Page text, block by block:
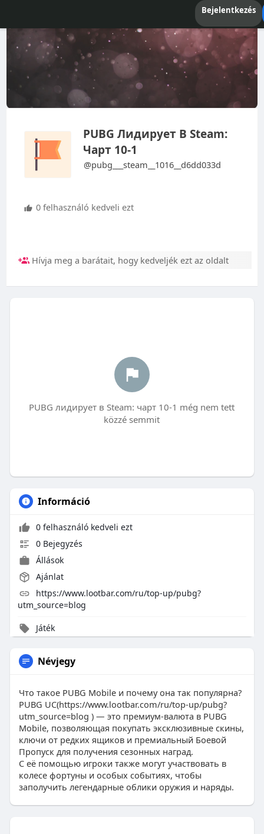
Bejelentkezés
PUBG Лидирует В Steam:
Чарт 10-1
@pubg___steam__1016__d6dd033d
0 felhasználó kedveli ezt
Hívja meg a barátait, hogy kedveljék ezt az oldalt
PUBG лидирует в Steam: чарт 10-1 még nem tett
közzé semmit
Információ
0 felhasználó kedveli ezt
0 Bejegyzés
Állások
Ajánlat
https://www.lootbar.com/ru/top-up/pubg?
utm_source=blog
Játék
Névjegy
Что такое PUBG Mobile и почему она так популярна?
PUBG UC(https://www.lootbar.com/ru/top-up/pubg?
utm_source=blog ) — это премиум-валюта в PUBG
Mobile, позволяющая покупать эксклюзивные скины,
ключи от редких ящиков и премиальный Боевой
Пропуск для получения сезонных наград.
С её помощью игроки также могут участвовать в
колесе фортуны и особых событиях, чтобы
заполучить легендарные облики оружия и наряды.